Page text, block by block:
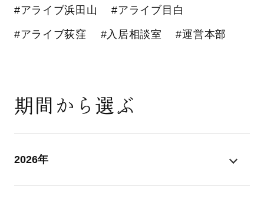
#アライブ浜田山 #アライブ目白
#アライブ荻窪 #入居相談室 #運営本部
期間から選ぶ
2026年